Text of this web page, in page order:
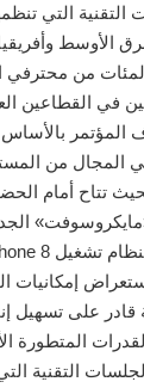
التقنية التي
الأوسط
من محترفي
في القطاعين
المؤتمر
المجال من
تتاح أمام
قادر على تسهيل
المتطورة
التقنية